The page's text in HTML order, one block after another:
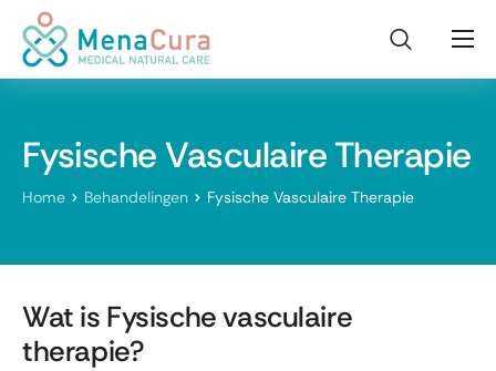
Home
Onderzoeken
Kinderwens
Contact
Fysische Vasculaire Therapie
Home Behandelingen Fysische Vasculaire Therapie
Wat is Fysische vasculaire
therapie?